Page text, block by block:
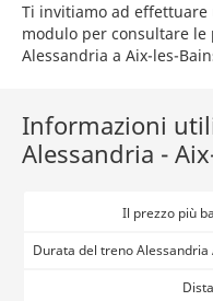
Ti invitiamo ad
modulo per consultare
Alessandria a Aix-les-
Informazioni
Alessandria -
Il prezzo più